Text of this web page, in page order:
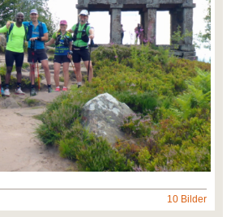
10 Bilder